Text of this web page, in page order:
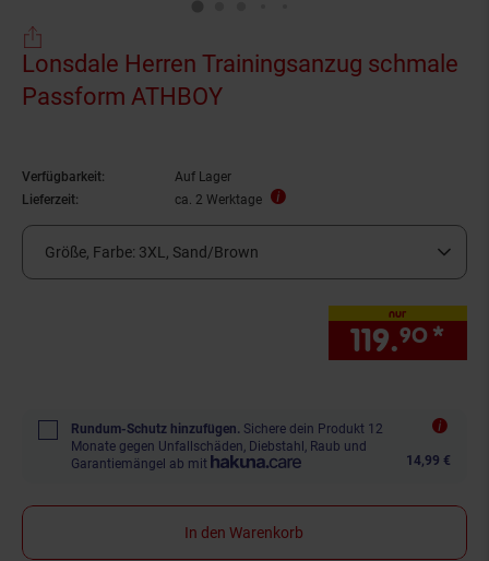
Lonsdale Herren Trainingsanzug schmale
Passform ATHBOY
Verfügbarkeit:
Auf Lager
Lieferzeit:
ca. 2 Werktage
Größe, Farbe: 3XL, Sand/Brown
nur
119.90 *
Rundum-Schutz hinzufügen. Sichere dein Produkt 12
Monate gegen Unfallschäden, Diebstahl, Raub und
Garantiemängel ab mit
14,99 €
In den Warenkorb